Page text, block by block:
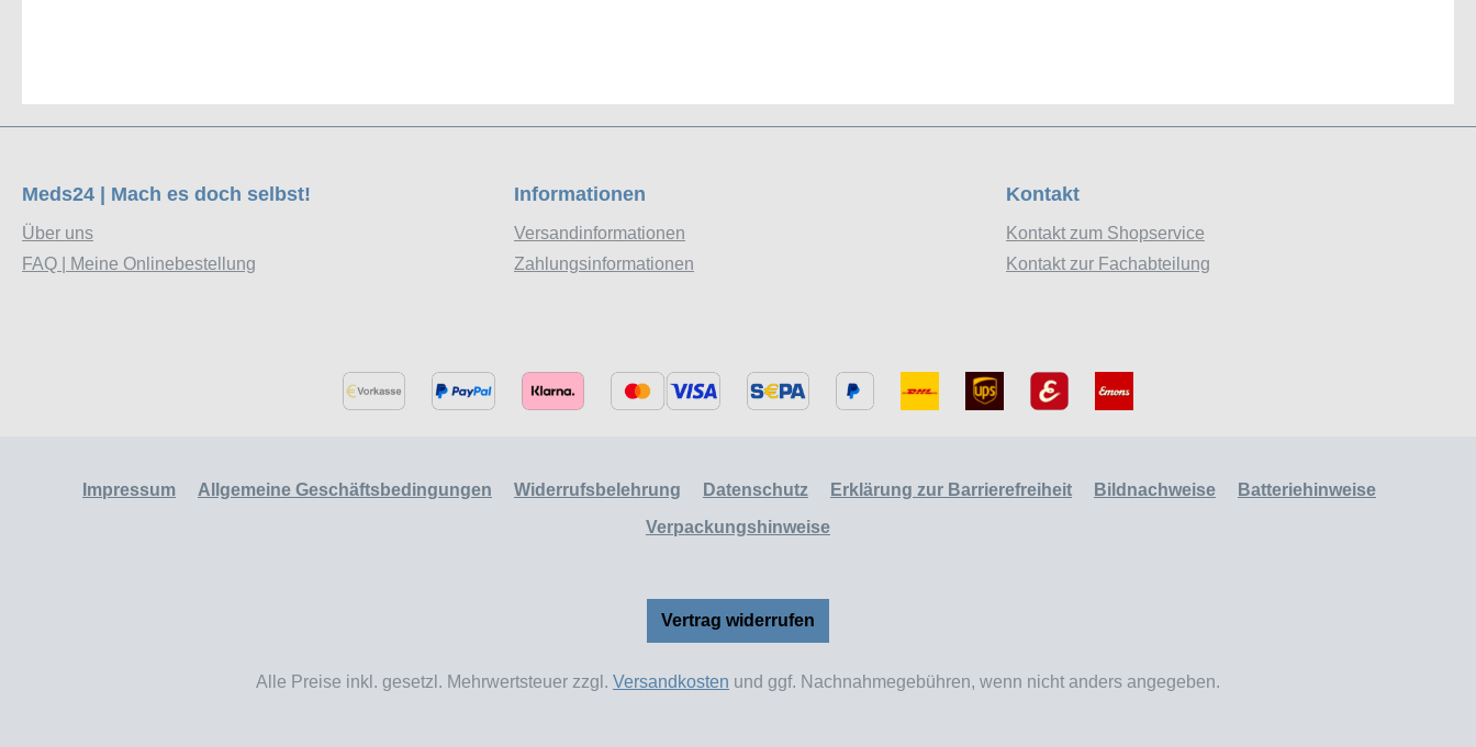
Meds24 | Mach es doch selbst!
Über uns
FAQ | Meine Onlinebestellung
Informationen
Versandinformationen
Zahlungsinformationen
Kontakt
Kontakt zum Shopservice
Kontakt zur Fachabteilung
Impressum Allgemeine Geschäftsbedingungen Widerrufsbelehrung Datenschutz Erklärung zur Barrierefreiheit Bildnachweise
Batteriehinweise
Verpackungshinweise
Vertrag widerrufen
Alle Preise inkl. gesetzl. Mehrwertsteuer zzgl. Versandkosten und ggf. Nachnahmegebühren, wenn nicht anders angegeben.